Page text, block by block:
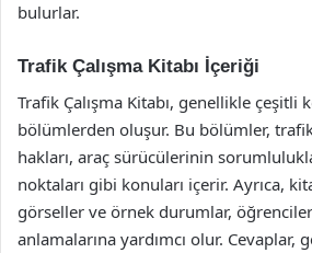
bulurlar.
Trafik Çalışma Kitabı İçeriği
Trafik Çalışma Kitabı, genellikle çeşitli
bölümlerden oluşur. Bu bölümler,
hakları, araç sürücülerinin
noktaları gibi konuları içerir. Ayrıca,
görseller ve örnek durumlar,
anlamalarına yardımcı olur. Cevaplar,